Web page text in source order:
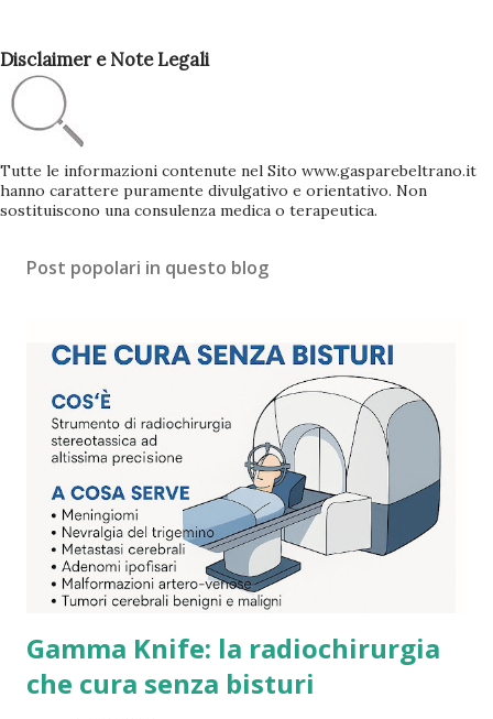
Disclaimer e Note Legali
Tutte le informazioni contenute nel Sito www.gasparebeltrano.it
hanno carattere puramente divulgativo e orientativo. Non
sostituiscono una consulenza medica o terapeutica.
Post popolari in questo blog
Gamma Knife: la radiochirurgia
che cura senza bisturi